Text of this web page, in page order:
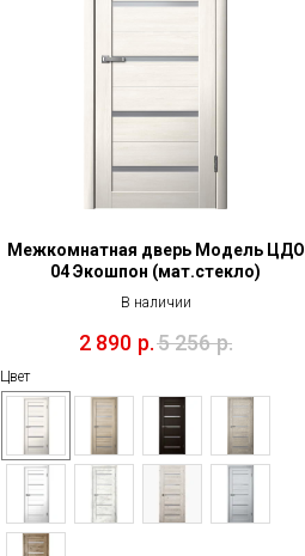
Межкомнатная дверь Модель ЦДО
04 Экошпон (мат.стекло)
В наличии
2 890 р.5 256 р.
Цвет